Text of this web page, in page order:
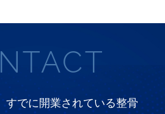
すでに開業されている整骨